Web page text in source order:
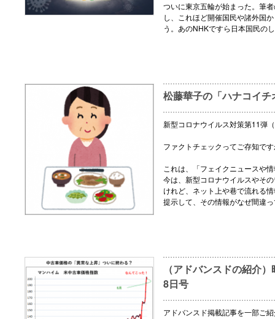
ついに東京五輪が始まった。筆
し、これほど開催国民や諸外国
う。あのNHKですら日本国民の
松藤華子の「ハナコイ
新型コロナウイルス対策第11弾
ファクトチェックってご存知で
これは、「フェイクニュースや
今は、新型コロナウイルスやそ
けれど、ネット上や巷で流れる
提示して、その情報がなぜ間違
（アドバンスドの紹介
8日号
アドバンスド掲載記事を一部ご